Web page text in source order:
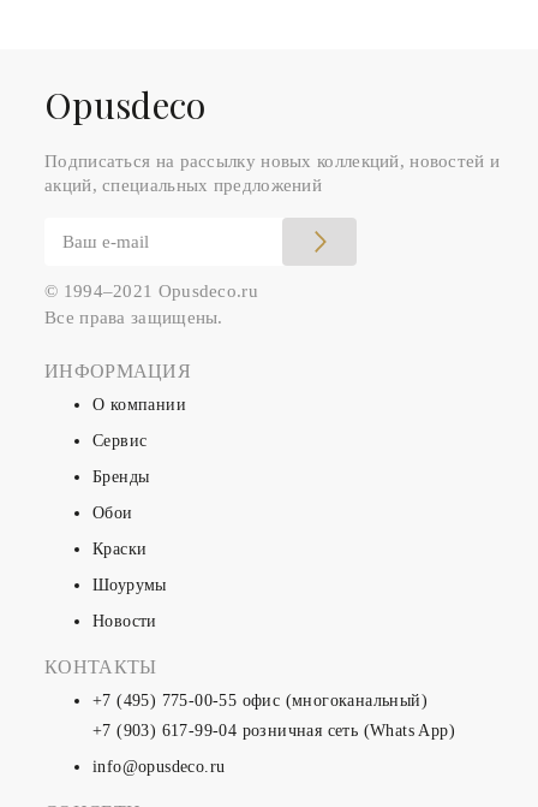
Оpusdeco
Подписаться на рассылку новых коллекций, новостей и
акций, специальных предложений
© 1994–2021 Opusdeco.ru
Все права защищены.
ИНФОРМАЦИЯ
О компании
Сервис
Бренды
Обои
Краски
Шоурумы
Новости
КОНТАКТЫ
+7 (495) 775-00-55 офис (многоканальный)
+7 (903) 617-99-04 розничная сеть (Whats App)
info@opusdeco.ru